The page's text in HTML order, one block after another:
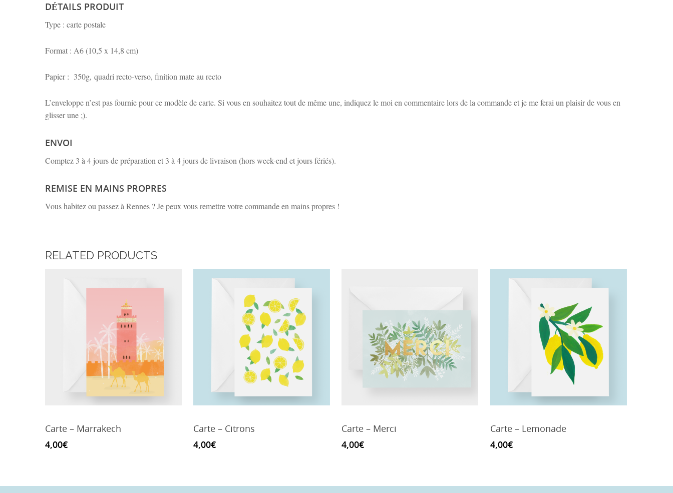
DÉTAILS PRODUIT
Type : carte postale
Format : A6 (10,5 x 14,8 cm)
Papier : 350g, quadri recto-verso, finition mate au recto
L’enveloppe n’est pas fournie pour ce modèle de carte. Si vous en souhaitez tout de même une, indiquez le moi en commentaire lors de la commande et je me ferai un plaisir de vous en
glisser une ;).
ENVOI
Comptez 3 à 4 jours de préparation et 3 à 4 jours de livraison (hors week-end et jours fériés).
REMISE EN MAINS PROPRES
Vous habitez ou passez à Rennes ? Je peux vous remettre votre commande en mains propres !
RELATED PRODUCTS
Carte – Marrakech
4,00€
Carte – Citrons
4,00€
Carte – Merci
4,00€
Carte – Lemonade
4,00€